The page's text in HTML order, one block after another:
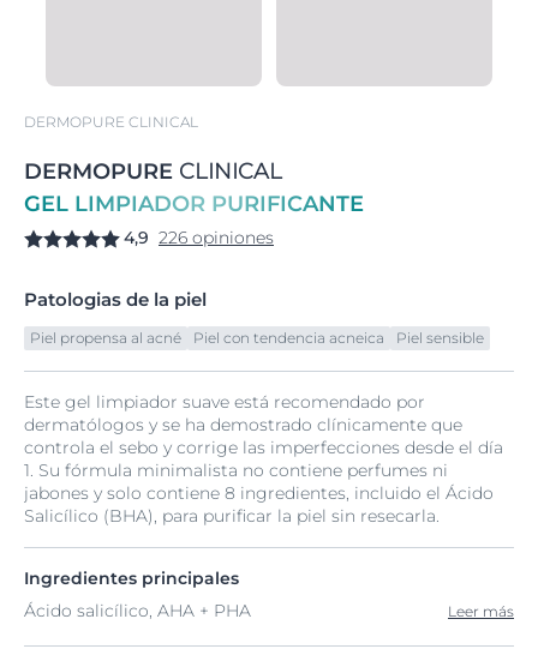
DERMOPURE CLINICAL
DERMOPURE CLINICAL
GEL LIMPIADOR PURIFICANTE
4,9 226 opiniones
Patologias de la piel
Piel propensa al acné Piel con tendencia acneica Piel sensible
Este gel limpiador suave está recomendado por
dermatólogos y se ha demostrado clínicamente que
controla el sebo y corrige las imperfecciones desde el día
1. Su fórmula minimalista no contiene perfumes ni
jabones y solo contiene 8 ingredientes, incluido el Ácido
Salicílico (BHA), para purificar la piel sin resecarla.
Ingredientes principales
Ácido salicílico, AHA + PHA
Leer más